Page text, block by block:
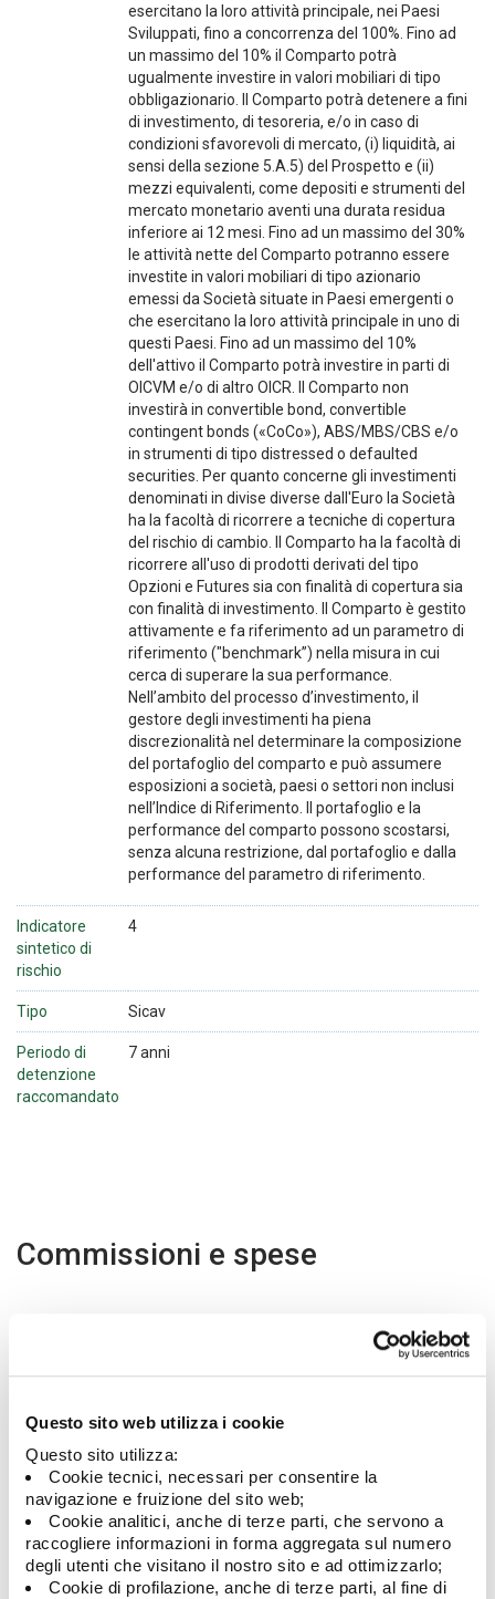
Questo sito web utilizza i cookie
Questo sito utilizza:
Cookie tecnici, necessari per consentire la
navigazione e fruizione del sito web;
Cookie analitici, anche di terze parti, che servono a
raccogliere informazioni in forma aggregata sul numero
degli utenti che visitano il nostro sito e ad ottimizzarlo;
Cookie di profilazione, anche di terze parti, al fine di
esercitano la loro attività principale, nei Paesi
Sviluppati, fino a concorrenza del 100%. Fino ad
un massimo del 10% il Comparto potrà
ugualmente investire in valori mobiliari di tipo
obbligazionario. Il Comparto potrà detenere a fini
di investimento, di tesoreria, e/o in caso di
condizioni sfavorevoli di mercato, (i) liquidità, ai
sensi della sezione 5.A.5) del Prospetto e (ii)
mezzi equivalenti, come depositi e strumenti del
mercato monetario aventi una durata residua
inferiore ai 12 mesi. Fino ad un massimo del 30%
le attività nette del Comparto potranno essere
investite in valori mobiliari di tipo azionario
emessi da Società situate in Paesi emergenti o
che esercitano la loro attività principale in uno di
questi Paesi. Fino ad un massimo del 10%
dell'attivo il Comparto potrà investire in parti di
OICVM e/o di altro OICR. Il Comparto non
investirà in convertible bond, convertible
contingent bonds («CoCo»), ABS/MBS/CBS e/o
in strumenti di tipo distressed o defaulted
securities. Per quanto concerne gli investimenti
denominati in divise diverse dall'Euro la Società
ha la facoltà di ricorrere a tecniche di copertura
del rischio di cambio. Il Comparto ha la facoltà di
ricorrere all'uso di prodotti derivati del tipo
Opzioni e Futures sia con finalità di copertura sia
con finalità di investimento. Il Comparto è gestito
attivamente e fa riferimento ad un parametro di
riferimento ("benchmark”) nella misura in cui
cerca di superare la sua performance.
Nell’ambito del processo d’investimento, il
gestore degli investimenti ha piena
discrezionalità nel determinare la composizione
del portafoglio del comparto e può assumere
esposizioni a società, paesi o settori non inclusi
nell’Indice di Riferimento. Il portafoglio e la
performance del comparto possono scostarsi,
senza alcuna restrizione, dal portafoglio e dalla
performance del parametro di riferimento.
Indicatore
sintetico di
rischio
4
Tipo Sicav
Periodo di
detenzione
raccomandato
7 anni
Commissioni e spese
0,75%
p.a.
Commissioni di sottoscrizione
previste
Commissioni di switch 0,50%